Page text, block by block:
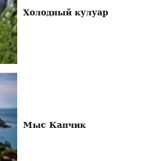
Холодный кулуар
Мыс Капчик